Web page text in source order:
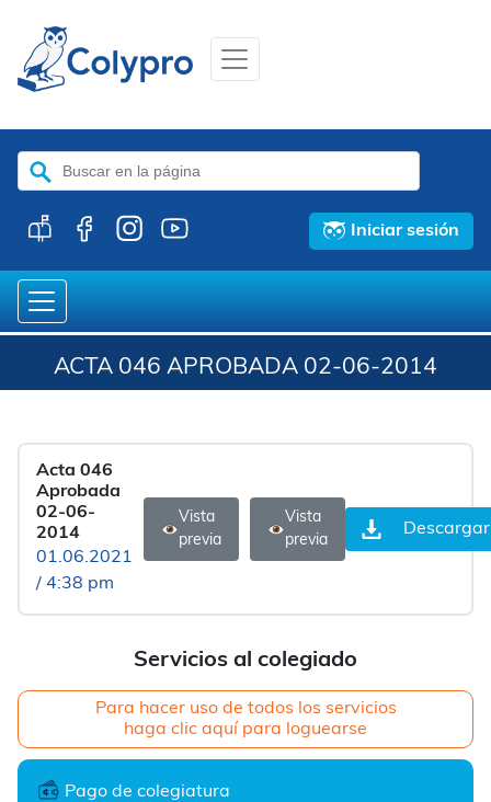
Buscar:
Iniciar sesión
ACTA 046 APROBADA 02-06-2014
Servicios al colegiado
Para hacer uso de todos los servicios
haga clic aquí para loguearse
Pago de colegiatura
Acta 046
Aprobada
02-06-
2014
01.06.2021
/ 4:38 pm
Vista
previa
Vista
previa
Descargar